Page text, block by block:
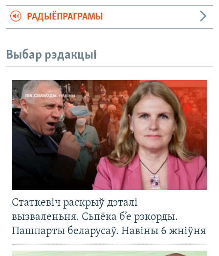
РАДЫЁПРАГРАМЫ
Выбар рэдакцыі
Статкевіч раскрыў дэталі
вызваленьня. Сьпёка б’е рэкорды.
Пашпарты беларусаў. Навіны 6 жніўня